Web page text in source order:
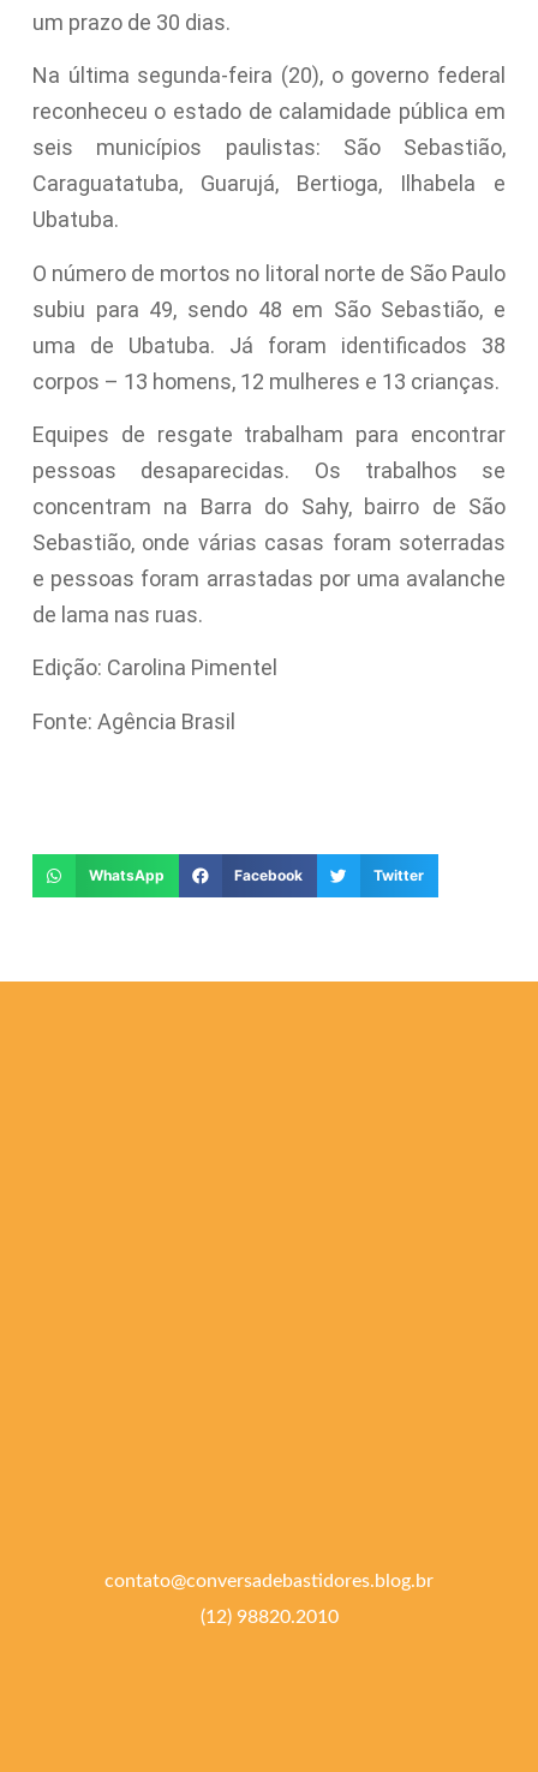
um prazo de 30 dias.
Na última segunda-feira (20), o governo federal
reconheceu o estado de calamidade pública em
seis municípios paulistas: São Sebastião,
Caraguatatuba, Guarujá, Bertioga, Ilhabela e
Ubatuba.
O número de mortos no litoral norte de São Paulo
subiu para 49, sendo 48 em São Sebastião, e
uma de Ubatuba. Já foram identificados 38
corpos – 13 homens, 12 mulheres e 13 crianças.
Equipes de resgate trabalham para encontrar
pessoas desaparecidas. Os trabalhos se
concentram na Barra do Sahy, bairro de São
Sebastião, onde várias casas foram soterradas
e pessoas foram arrastadas por uma avalanche
de lama nas ruas.
Edição: Carolina Pimentel
Fonte: Agência Brasil
WhatsApp Facebook Twitter
contato@conversadebastidores.blog.br
(12) 98820.2010